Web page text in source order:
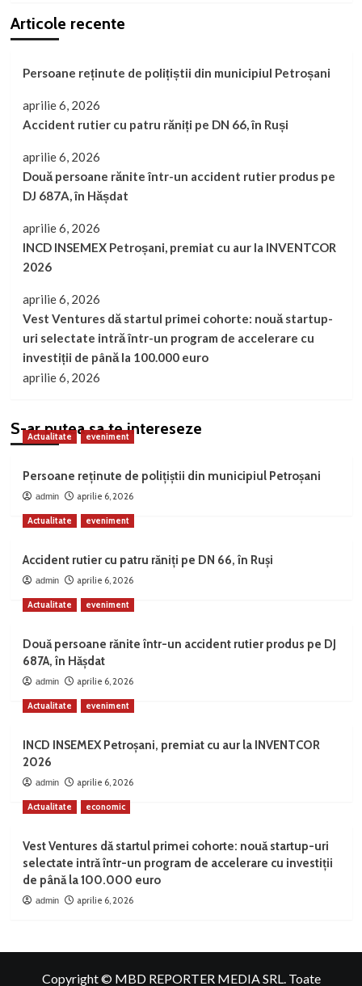
Articole recente
Persoane reținute de polițiștii din municipiul Petroșani
aprilie 6, 2026
Accident rutier cu patru răniți pe DN 66, în Ruși
aprilie 6, 2026
Două persoane rănite într-un accident rutier produs pe
DJ 687A, în Hășdat
aprilie 6, 2026
INCD INSEMEX Petroșani, premiat cu aur la INVENTCOR
2026
aprilie 6, 2026
Vest Ventures dă startul primei cohorte: nouă startup-
uri selectate intră într-un program de accelerare cu
investiții de până la 100.000 euro
aprilie 6, 2026
S-ar putea sa te intereseze
Actualitate eveniment
Persoane reținute de polițiștii din municipiul Petroșani
admin aprilie 6, 2026
Actualitate eveniment
Accident rutier cu patru răniți pe DN 66, în Ruși
admin aprilie 6, 2026
Actualitate eveniment
Două persoane rănite într-un accident rutier produs pe DJ
687A, în Hășdat
admin aprilie 6, 2026
Actualitate eveniment
INCD INSEMEX Petroșani, premiat cu aur la INVENTCOR
2026
admin aprilie 6, 2026
Actualitate economic
Vest Ventures dă startul primei cohorte: nouă startup-uri
selectate intră într-un program de accelerare cu investiții
de până la 100.000 euro
admin aprilie 6, 2026
Copyright © MBD REPORTER MEDIA SRL. Toate